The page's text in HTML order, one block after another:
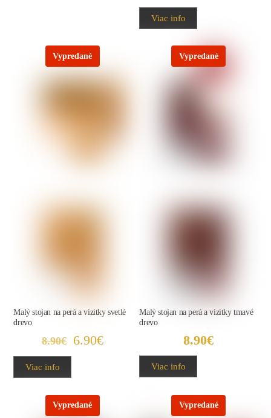
Viac info
Vypredané
Malý stojan na perá a vizitky svetlé
drevo
8.90€
Pôvodná
8.90€.
6.90€Aktuálna
Viac info
Vypredané
Malý stojan na perá a vizitky tmavé
drevo
8.90€
Viac info
Vypredané Vypredané